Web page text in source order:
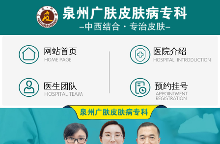
网站首页 医院介绍
医生团队 预约挂号